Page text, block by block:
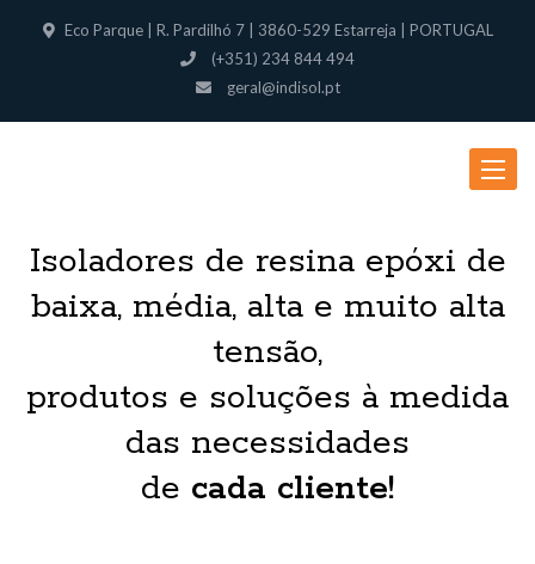
Eco Parque | R. Pardilhó 7 | 3860-529 Estarreja | PORTUGAL
(+351) 234 844 494
geral@indisol.pt
Toggle
Isoladores de resina epóxi de
baixa, média, alta e muito alta
tensão,
produtos e soluções à medida
das necessidades
de cada cliente!